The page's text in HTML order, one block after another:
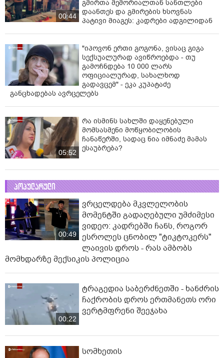
00:44
გმირთა მემორიალთან სანთლები
დაანთეს და გმირების ხსოვნას
პატივი მიაგეს: კადრები ადგილიდან
"იპოვონ ერთი გოგონა, ვისაც გიგა
სექსუალურად ავიწროებდა - თუ
გამოჩნდება 10 000 ლარს
ოფიციალურად, სახალხოდ
გადავცემ" - ეკა კუპატაძე
განცხადებას ავრცელებს
05:52
რა ისმინს სახლში დაყენებული
მომსასმენი მოწყობილობის
ჩანაწერში, სადაც ნია იმნაძე მამას
ესაუბრება?
პოპულარული
00:49
ვრცელდება მკვლელობის
მომენტში გადაღებული უმძიმესი
ვიდეო: კადრებში ჩანს, როგორ
ესროლეს ცნობილ "ტიკტოკერს"
ლაივის დროს - რას ამბობს
მომხდარზე მექსიკის პოლიცია
00:22
ტრაგედია საბერძნეთში - ხანძრის
ჩაქრობის დროს ერთმანეთს ორი
ვერტმფრენი შეეჯახა
სომხეთის